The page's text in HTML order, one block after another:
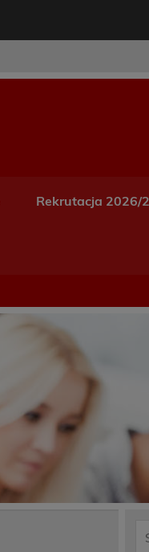
Rekrutacja 2026/